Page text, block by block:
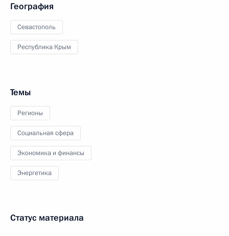
География
Севастополь
Республика Крым
Темы
Регионы
Социальная сфера
Экономика и финансы
Энергетика
Статус материала